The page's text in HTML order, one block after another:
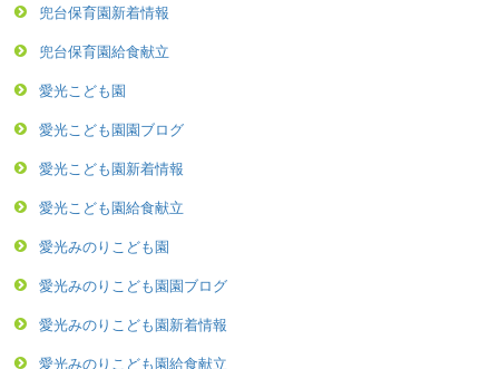
兜台保育園新着情報
兜台保育園給食献立
愛光こども園
愛光こども園園ブログ
愛光こども園新着情報
愛光こども園給食献立
愛光みのりこども園
愛光みのりこども園園ブログ
愛光みのりこども園新着情報
愛光みのりこども園給食献立